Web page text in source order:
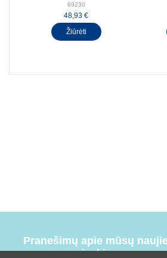
69230
48,93 €
Žiūrėti
Pranešimų apie mūsų
įvykius